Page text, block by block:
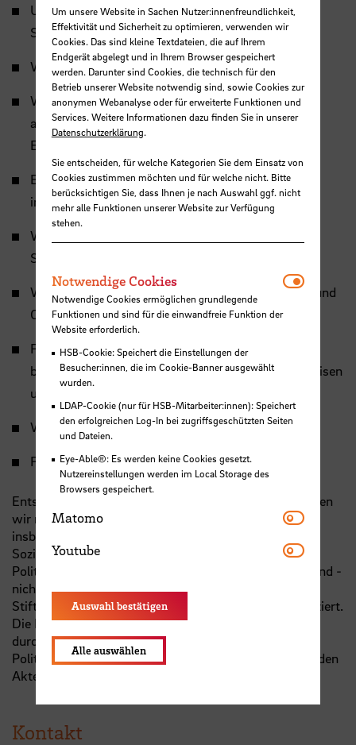
Unterstützung der Lehr-/Lernforschung des
Studienganges Soziale Arbeit
Wissenschaftliche Begleitforschung
Wissenschaftliche Begleitung von Praxis- und
anwendungsorientierten Forschungs- und
Entwicklungsprojekten.
Entwicklung von Evaluationskonzepten und -
instrumenten
Wissenschaftliche Begleitung von Sozialplanung,
Sozialberichterstattung und Konzeptentwicklung
Wissenschaftliche Unterstützung bei der Planung und
Organisation sozialer Dienstleistungen
Fort- und Weiterbildung in Form von
berufsbegleitender Zusatzqualifizierung, Arbeitskreisen
und Fachtagungen
Wissenschaftliche Politikberatung
Fachberatung
Entsprechend unseres kritischen Arbeitsansatzes nutzen
wir neben den klassischen Forschungsmethoden
insbesondere das Methodenrepertoire kritischer
Sozialforschung sowie die Wege kritischen
Politikberatung. Unsere Projekte werden kostendeckend -
nicht gewinnorientiert - über Mitgliedsbeiträge,
Stiftungsgelder und Aufwandsentschädigungen finanziert.
Die Ergebnisse unserer Arbeit stellen wir in Tagungen,
durch Berichte, Veröffentlichungen und in der
Politikberatung der Öffentlichkeit sowie den betreffenden
Akteuren zur Verfügung.
Kontakt
Um unsere Website in Sachen Nutzer:innenfreundlichkeit,
Effektivität und Sicherheit zu optimieren, verwenden wir
Cookies. Das sind kleine Textdateien, die auf Ihrem
Endgerät abgelegt und in Ihrem Browser gespeichert
werden. Darunter sind Cookies, die technisch für den
Betrieb unserer Website notwendig sind, sowie Cookies zur
anonymen Webanalyse oder für erweiterte Funktionen und
Services. Weitere Informationen dazu finden Sie in unserer
Datenschutzerklärung.
Sie entscheiden, für welche Kategorien Sie dem Einsatz von
Cookies zustimmen möchten und für welche nicht. Bitte
berücksichtigen Sie, dass Ihnen je nach Auswahl ggf. nicht
mehr alle Funktionen unserer Website zur Verfügung
stehen.
Notwendige Cookies
Notwendige Cookies ermöglichen grundlegende
Funktionen und sind für die einwandfreie Funktion der
Website erforderlich.
HSB-Cookie: Speichert die Einstellungen der
Besucher:innen, die im Cookie-Banner ausgewählt
wurden.
LDAP-Cookie (nur für HSB-Mitarbeiter:innen): Speichert
den erfolgreichen Log-In bei zugriffsgeschützten Seiten
und Dateien.
Eye-Able®: Es werden keine Cookies gesetzt.
Nutzereinstellungen werden im Local Storage des
Browsers gespeichert.
Matomo Matomo
Youtube Youtube
Auswahl bestätigen
Alle auswählen